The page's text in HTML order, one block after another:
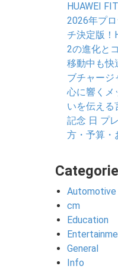
HUAWEI
2026年プ
チ決定版！
2の進化と
移動中も快
ブチャージ
心に響くメ
いを伝える
記念 日 プ
方・予算・
Automotive
cm
Education
General
Info